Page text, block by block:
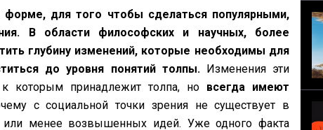
для того чтобы сделаться популярными,
В области философских и научных, более
глубину изменений, которые необходимы для
до уровня понятий толпы.Изменения эти
которым принадлежит толпа, но всегда имеют
с социальной точки зрения не существует в
или менее возвышенных идей. Уже одного факта